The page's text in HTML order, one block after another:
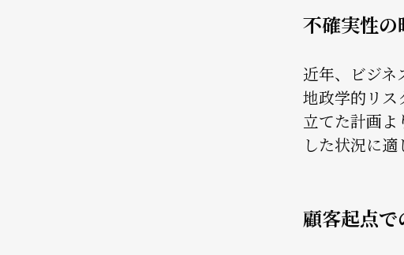
不確実性
近年、ビジネ
地政学的リス
立てた計画よ
した状況に適
顧客起点で